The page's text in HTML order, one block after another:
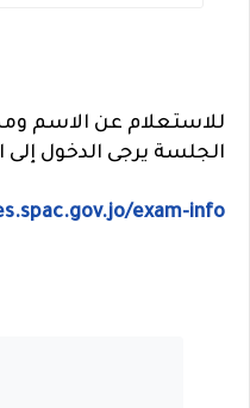
للاستعلام عن الاسم
الجلسة يرجى الدخول إلى
exam-info